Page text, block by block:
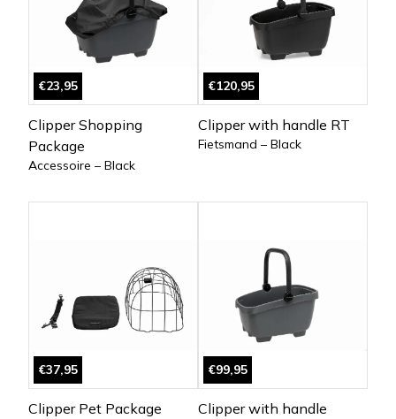
€23,95
Clipper Shopping
Package
Accessoire – Black
€120,95
Clipper with handle RT
Fietsmand – Black
€37,95
Clipper Pet Package
€99,95
Clipper with handle